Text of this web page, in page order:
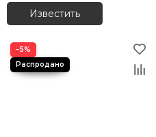
Известить
−5%